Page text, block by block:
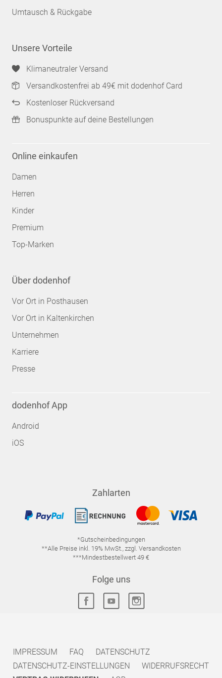
Umtausch & Rückgabe
Unsere Vorteile
Klimaneutraler Versand
Versandkostenfrei ab 49€ mit dodenhof Card
Kostenloser Rückversand
Bonuspunkte auf deine Bestellungen
Online einkaufen
Damen
Herren
Kinder
Premium
Top-Marken
Über dodenhof
Vor Ort in Posthausen
Vor Ort in Kaltenkirchen
Unternehmen
Karriere
Presse
dodenhof App
Android
iOS
Zahlarten
*Gutscheinbedingungen
**Alle Preise inkl. 19% MwSt., zzgl. Versandkosten
***Mindestbestellwert 49 €
Folge uns
IMPRESSUM FAQ
DATENSCHUTZ
DATENSCHUTZ-EINSTELLUNGEN
WIDERRUFSRECHT